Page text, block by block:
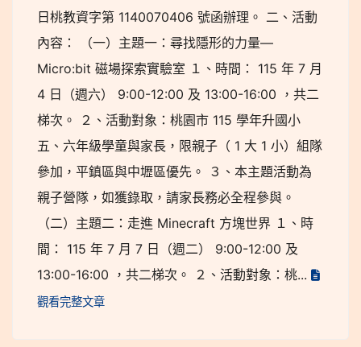
日桃教資字第 1140070406 號函辦理。 二、活動
內容： （一）主題一：尋找隱形的力量—
Micro:bit 磁場探索實驗室 １、時間： 115 年 7 月
4 日（週六） 9:00-12:00 及 13:00-16:00 ，共二
梯次。 ２、活動對象：桃園市 115 學年升國小
五、六年級學童與家長，限親子（ 1 大 1 小）組隊
參加，平鎮區與中壢區優先。 ３、本主題活動為
親子營隊，如獲錄取，請家長務必全程參與。
（二）主題二：走進 Minecraft 方塊世界 １、時
間： 115 年 7 月 7 日（週二） 9:00-12:00 及
13:00-16:00 ，共二梯次。 ２、活動對象：桃...
觀看完整文章